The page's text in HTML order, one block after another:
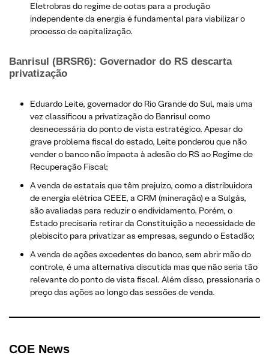
Eletrobras do regime de cotas para a produção
independente da energia é fundamental para viabilizar o
processo de capitalização.
Banrisul (BRSR6): Governador do RS descarta
privatização
Eduardo Leite, governador do Rio Grande do Sul, mais uma
vez classificou a privatização do Banrisul como
desnecessária do ponto de vista estratégico. Apesar do
grave problema fiscal do estado, Leite ponderou que não
vender o banco não impacta à adesão do RS ao Regime de
Recuperação Fiscal;
A venda de estatais que têm prejuízo, como a distribuidora
de energia elétrica CEEE, a CRM (mineração) e a Sulgás,
são avaliadas para reduzir o endividamento. Porém, o
Estado precisaria retirar da Constituição a necessidade de
plebiscito para privatizar as empresas, segundo o Estadão;
A venda de ações excedentes do banco, sem abrir mão do
controle, é uma alternativa discutida mas que não seria tão
relevante do ponto de vista fiscal. Além disso, pressionaria o
preço das ações ao longo das sessões de venda.
COE News